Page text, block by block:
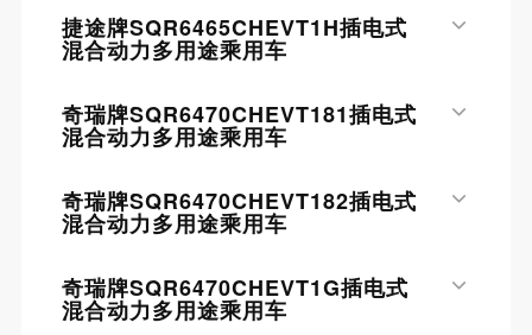
捷途牌SQR6465CHEVT1H插电式
混合动力多用途乘用车
奇瑞牌SQR6470CHEVT181插电式
混合动力多用途乘用车
奇瑞牌SQR6470CHEVT182插电式
混合动力多用途乘用车
奇瑞牌SQR6470CHEVT1G插电式
混合动力多用途乘用车